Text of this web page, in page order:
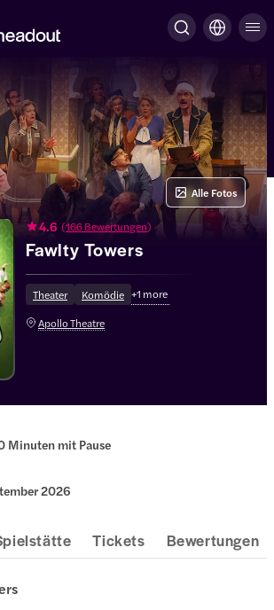
4.6 (166 Bewertungen)
Fawlty Towers
Theater Komödie +1 more
Apollo Theatre
Alle Fotos
Minuten mit Pause
2026
Tickets Bewertungen